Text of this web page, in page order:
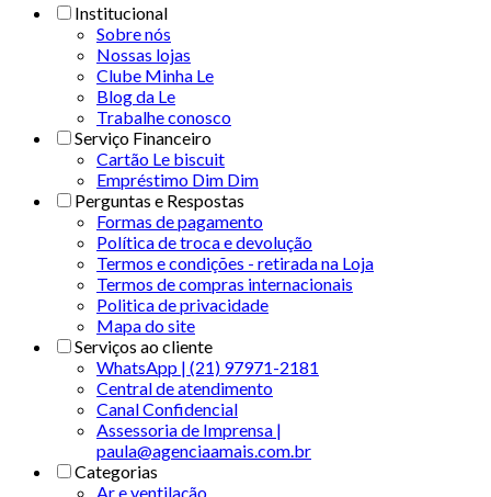
Institucional
Sobre nós
Nossas lojas
Clube Minha Le
Blog da Le
Trabalhe conosco
Serviço Financeiro
Cartão Le biscuit
Empréstimo Dim Dim
Perguntas e Respostas
Formas de pagamento
Política de troca e devolução
Termos e condições - retirada na Loja
Termos de compras internacionais
Politica de privacidade
Mapa do site
Serviços ao cliente
WhatsApp | (21) 97971-2181
Central de atendimento
Canal Confidencial
Assessoria de Imprensa |
paula@agenciaamais.com.br
Categorias
Ar e ventilação